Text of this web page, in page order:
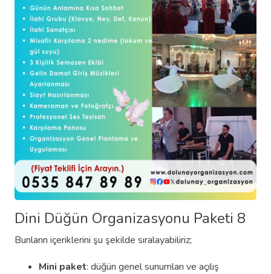
Dini Düğün Organizasyonu Paketi 8
Bunların içeriklerini şu şekilde sıralayabiliriz;
Mini paket: düğün genel sunumları ve açılış